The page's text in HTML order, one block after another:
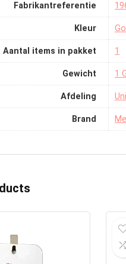
Fabrikantreferentie
Kleur
Aantal items in pakket ‎1
Gewicht ‎1
Afdeling
Brand